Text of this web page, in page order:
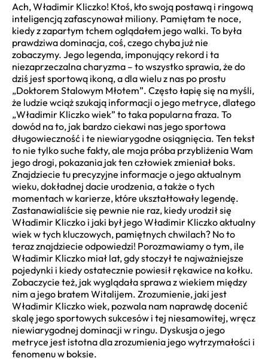
Ach, Władimir Kliczko! Ktoś, kto swoją postawą i ringową
inteligencją zafascynował miliony. Pamiętam te noce,
kiedy z zapartym tchem oglądałem jego walki. To była
prawdziwa dominacja, coś, czego chyba już nie
zobaczymy. Jego legenda, imponujący rekord i ta
niezaprzeczalna charyzma – to wszystko sprawia, że do
dziś jest sportową ikoną, a dla wielu z nas po prostu
„Doktorem Stalowym Młotem”. Często łapię się na myśli,
że ludzie wciąż szukają informacji o jego metryce, dlatego
„Władimir Kliczko wiek” to taka popularna fraza. To
dowód na to, jak bardzo ciekawi nas jego sportowa
długowieczność i te niewiarygodne osiągnięcia. Ten tekst
to nie tylko suche fakty, ale moja próba przybliżenia Wam
jego drogi, pokazania jak ten człowiek zmieniał boks.
Znajdziecie tu precyzyjne informacje o jego aktualnym
wieku, dokładnej dacie urodzenia, a także o tych
momentach w karierze, które ukształtowały legendę.
Zastanawialiście się pewnie nie raz, kiedy urodził się
Władimir Kliczko i jaki był jego Władimir Kliczko aktualny
wiek w tych kluczowych, pamiętnych chwilach? No to
teraz znajdziecie odpowiedzi! Porozmawiamy o tym, ile
Władimir Kliczko miał lat, gdy stoczył te najważniejsze
pojedynki i kiedy ostatecznie powiesił rękawice na kołku.
Zobaczycie też, jak wyglądała sprawa z wiekiem między
nim a jego bratem Witalijem. Zrozumienie, jaki jest
Władimir Kliczko wiek, pozwala nam naprawdę docenić
skalę jego sportowych sukcesów i tej niesamowitej, wręcz
niewiarygodnej dominacji w ringu. Dyskusja o jego
metryce jest istotna dla zrozumienia jego wytrzymałości i
fenomenu w boksie.